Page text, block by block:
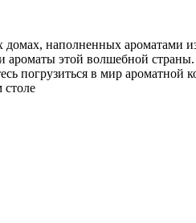
домах, наполненных
ароматы этой волшебной
погрузиться в мир
столе